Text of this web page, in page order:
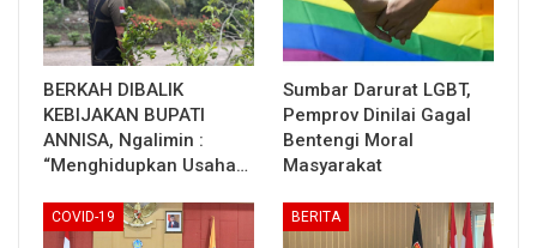
BERKAH DIBALIK
KEBIJAKAN BUPATI
ANNISA, Ngalimin :
“Menghidupkan Usaha…
Sumbar Darurat LGBT,
Pemprov Dinilai Gagal
Bentengi Moral
Masyarakat
COVID-19 BERITA